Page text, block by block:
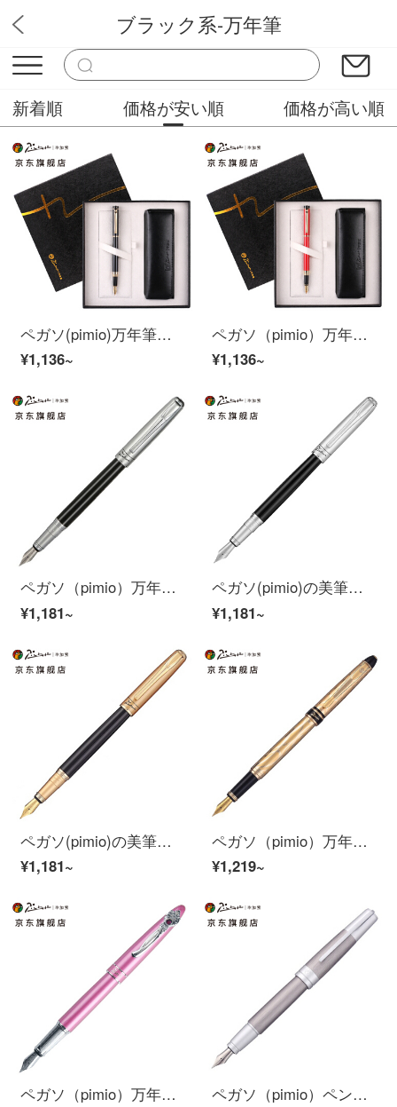
Rmos万年筆
ブラック系-万年筆
新着順 価格が安い順 価格が高い順
ペガソ(pimio)万年筆ギフトボックスに男性女性のサイン入りペン入れセットオフィスビジネスプレゼントインクを組み合わせて0.5 mm 5510亮黒
¥1,136~
ペガソ（pimio）万年筆ギフトボックスに男性女性のサイン入りペン入れセットオフィスビジネスプレゼントインキと0.5 mm 5510の明るい赤
¥1,136~
ペガソ（pimio）万年筆サインペン男性女性ビジネスプレゼント大人学生用0.5 mmインクペンアテネ皇朝シリーズ906霧銀
¥1,181~
ペガソ(pimio)の美筆の曲がった先の書道の万年筆の男性の女性の習字の成人の学生はペンの1.0 mmアテネの皇朝のシリーズの906霧の銀を使います
¥1,181~
ペガソ(pimio)の美筆の曲がった先の書道の万年筆の男性の女性の習字の成人の学生はペンの1.0 mmアテネの皇朝のシリーズの906霧の金を使います
¥1,181~
ペガソ（pimio）万年筆サインペン男性女性ビジネスオフィス成人学生用0.5 mmインクペンパリ風情シリーズ901ゴールドクリップ
¥1,219~
ペガソ（pimio）万年筆サインペン新型ジェイリーンシリーズ男性女性学生用ビジネスインクペンプレゼントペン928 Sローズレッド
ペガソ（pimio）ペンサインペン男性女性ビジネスオフィス成人学生用0.5 mmインクで美爾門橋シリーズ961深空灰